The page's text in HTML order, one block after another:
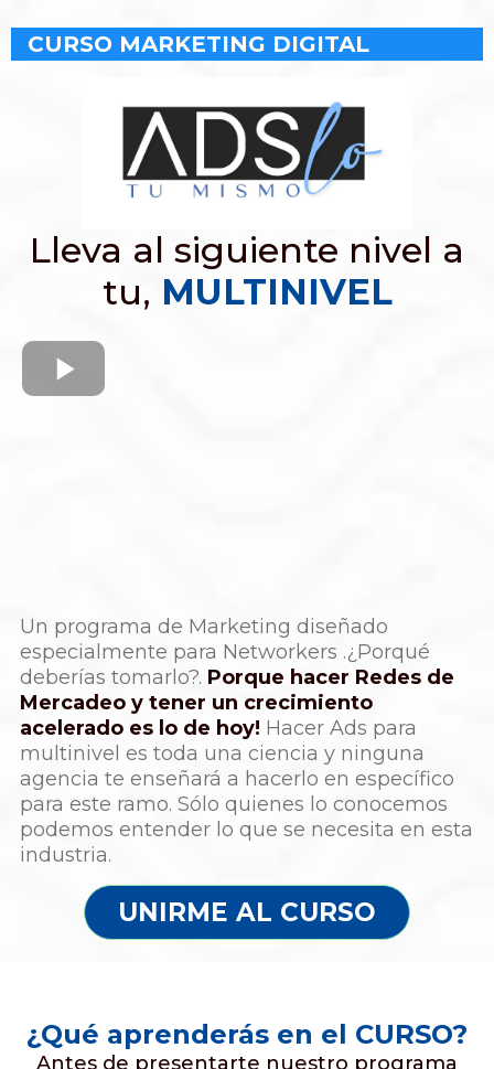
CURSO MARKETING DIGITAL
Lleva al siguiente nivel a
tu, MULTINIVEL
Un programa de Marketing diseñado
especialmente para Networkers .¿Porqué
deberías tomarlo?. Porque hacer Redes de
Mercadeo y tener un crecimiento
acelerado es lo de hoy! Hacer Ads para
multinivel es toda una ciencia y ninguna
agencia te enseñará a hacerlo en específico
para este ramo. Sólo quienes lo conocemos
podemos entender lo que se necesita en esta
industria.
UNIRME AL CURSO
¿Qué aprenderás en el CURSO?
Antes de presentarte nuestro programa